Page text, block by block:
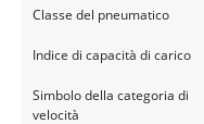
Classe del pneumatico
Indice di capacità di carico
Simbolo della categoria di
velocità